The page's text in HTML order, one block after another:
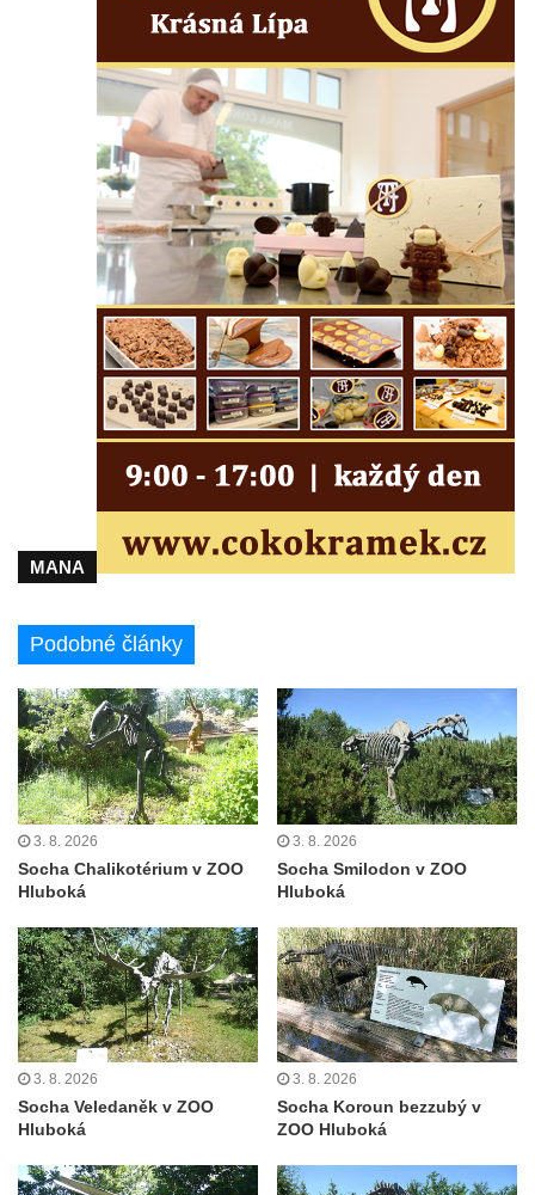
Socha svatého Jana Nepomuckého v
Třebušíně
Pamětní deska Johanna Nepomuka
Fischera na domě čp. 5/16 na třídě 9.
května v Rumburku
Pamětní deska Johanna Neumanna
severně od Tokáně
Obrázek svatého Huberta na buku svatého
Huberta
Obrázek svatého Jakuba na skále u cesty
východně od Srbské Kamenice
Busta Jana Amose Komenského na domě
čp. 37 v Račicích
Socha ležícího koně v Sadech
Socha Medvídě v Tierpark Chemnitz
Sochy Ležící žena v Tierpark Chemnitz
Socha Skupina jeřábů v Tierpark Chemnitz
Socha Panter v ZOO Leipzig
Socha Dívka s mušlí v ZOO Leipzig
Socha Tygr v ZOO Leipzig
Socha Atlet v ZOO Leipzig
Socha Marabu v ZOO Leipzig
Busta Karla Maxe Schneidera v ZOO
Socha Iásón v ZOO Leipzig
Socha Mladý slon v ZOO Leipzig
Socha Býk v ZOO Dresden
Socha Uprchlý otrok bojuje s divokým psem
v ZOO Dresden
Socha krokodýla v ZOO Dresden
MANA
Podobné články
3. 8. 2026
Socha Chalikotérium v ZOO
Hluboká
3. 8. 2026
Socha Smilodon v ZOO
Hluboká
3. 8. 2026
Socha Veledaněk v ZOO
Hluboká
3. 8. 2026
Socha Koroun bezzubý v
ZOO Hluboká